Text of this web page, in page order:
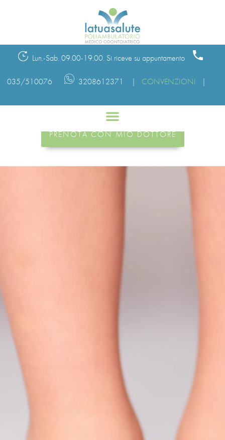
Lun.-Sab. 09.00-19.00. Si riceve su appuntamento
035/510076 3208612371 | CONVENZIONI |
PRENOTA CON DOCTOLIB
PRENOTA CON MIO DOTTORE